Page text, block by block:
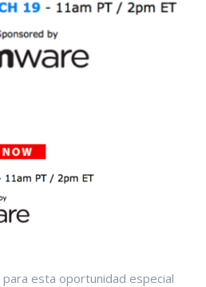
esta oportunidad especial